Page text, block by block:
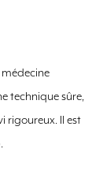
médecine
technique sûre,
rigoureux. Il est
.